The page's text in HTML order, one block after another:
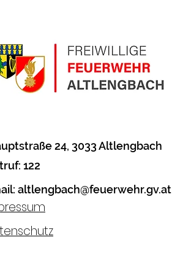
24, 3033 Altlengbach
122
altlengbach@feuerwehr.gv.at